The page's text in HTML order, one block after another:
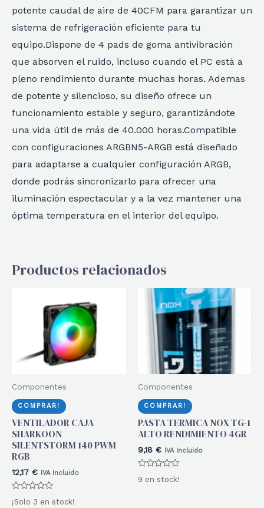
potente caudal de aire de 40CFM para garantizar un
sistema de refrigeración eficiente para tu
equipo.Dispone de 4 pads de goma antivibración
que absorven el ruido, incluso cuando el PC está a
pleno rendimiento durante muchas horas. Ademas
de potente y silencioso, su diseño ofrece un
funcionamiento estable y seguro, garantizándote
una vida útil de más de 40.000 horas.Compatible
con configuraciones ARGBN5-ARGB está diseñado
para adaptarse a cualquier configuración ARGB,
donde podrás sincronizarlo para ofrecer una
iluminación espectacular y a la vez mantener una
óptima temperatura en el interior del equipo.
Productos relacionados
Componentes
COMPRAR!
VENTILADOR CAJA
SHARKOON
SILENTSTORM 140 PWM
RGB
12,17 € IVA Incluido
Valorado
con
¡Solo 3 en stock!
Componentes
COMPRAR!
PASTA TERMICA NOX TG-1
ALTO RENDIMIENTO 4GR
9,18 € IVA Incluido
con
9 en stock!